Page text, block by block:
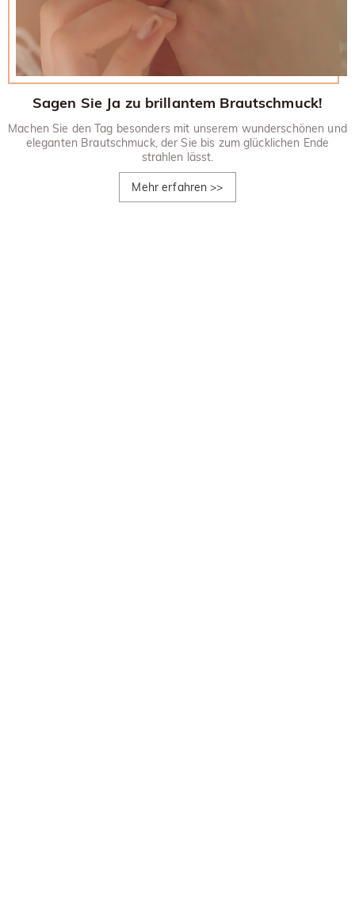
Sagen Sie Ja zu brillantem Brautschmuck!
Machen Sie den Tag besonders mit unserem wunderschönen und
eleganten Brautschmuck, der Sie bis zum glücklichen Ende
strahlen lässt.
Mehr erfahren >>